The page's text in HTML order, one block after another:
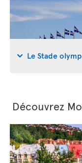
Le Stade
Découvrez